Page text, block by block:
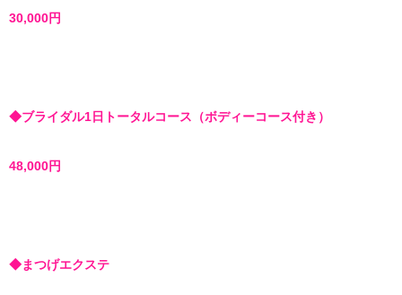
30,000円
◆ブライダル1日トータルコース（ボディーコース付き）
48,000円
◆まつげエクステ